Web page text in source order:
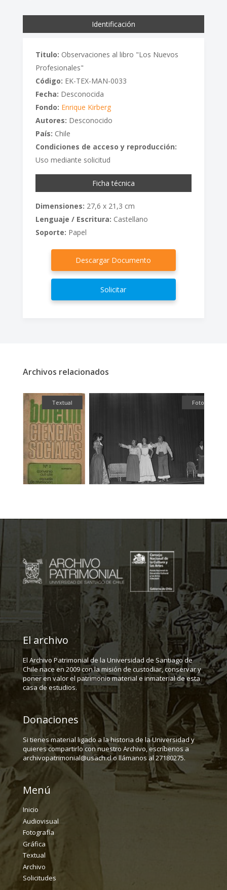
Identificación
Titulo: Observaciones al libro "Los Nuevos
Profesionales"
Código: EK-TEX-MAN-0033
Fecha: Desconocida
Fondo: Enrique Kirberg
Autores: Desconocido
País: Chile
Condiciones de acceso y reproducción:
Uso mediante solicitud
Ficha técnica
Dimensiones: 27,6 x 21,3 cm
Lenguaje / Escritura: Castellano
Soporte: Papel
Descargar Documento
Solicitar
Archivos relacionados
Textual Fotografía
El archivo
El Archivo Patrimonial de la Universidad de Santiago de
Chile nace en 2009 con la misión de custodiar, conservar y
poner en valor el patrimonio material e inmaterial de esta
casa de estudios.
Donaciones
Si tienes material ligado a la historia de la Universidad y
quieres compartirlo con nuestro Archivo, escríbenos a
archivopatrimonial@usach.cl o llámanos al 27180275.
Menú
Inicio
Audiovisual
Fotografía
Gráfica
Textual
Archivo
Solicitudes